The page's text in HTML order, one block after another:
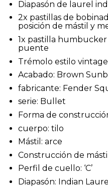
Diapasón de laurel
2x pastillas de
posición de mástil y
1x pastilla humbucker
puente
Trémolo estilo vintage
Acabado: Brown
fabricante: Fender
serie: Bullet
Forma de
cuerpo: tilo
Mástil: arce
Construcción de
Perfil de cuello: ‘C’
Diapasón: Indian Laurel